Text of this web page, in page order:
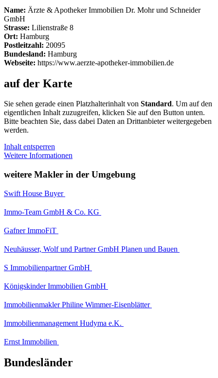
Name: Ärzte & Apotheker Immobilien Dr. Mohr und Schneider
GmbH
Strasse: Lilienstraße 8
Ort: Hamburg
Postleitzahl: 20095
Bundesland: Hamburg
Webseite: https://www.aerzte-apotheker-immobilien.de
auf der Karte
Sie sehen gerade einen Platzhalterinhalt von Standard. Um auf den
eigentlichen Inhalt zuzugreifen, klicken Sie auf den Button unten.
Bitte beachten Sie, dass dabei Daten an Drittanbieter weitergegeben
werden.
Inhalt entsperren
Weitere Informationen
weitere Makler in der Umgebung
Swift House Buyer
Immo-Team GmbH & Co. KG
Gafner ImmoFiT
Neuhäusser, Wolf und Partner GmbH Planen und Bauen
S Immobilienpartner GmbH
Königskinder Immobilien GmbH
Immobilienmakler Philine Wimmer-Eisenblätter
Immobilienmanagement Hudyma e.K.
Ernst Immobilien
Bundesländer